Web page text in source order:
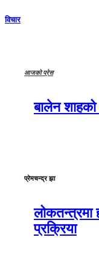
विचार
आजको प्रेस
बालेन
प्रेमचन्द्र झा
लोकतन्त्रमा
प्रक्रिया